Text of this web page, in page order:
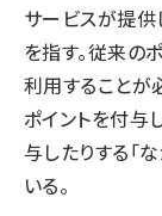
サービスが提供
を指す。従来の
利用することが
ポイントを付与
与したりする「
いる。